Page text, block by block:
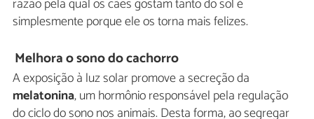
razão pela qual os cães gostam tanto do sol é
simplesmente porque ele os torna mais felizes.
Melhora o sono do cachorro
A exposição à luz solar promove a secreção da
melatonina, um hormônio responsável pela regulação
do ciclo do sono nos animais. Desta forma, ao segregar